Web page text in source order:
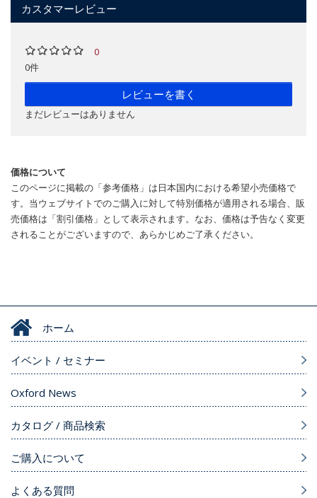
カスタマーレビュー
0
0件
レビューを書く
まだレビューはありません
価格について
このページに掲載の「参考価格」は日本国内における希望小売価格で
す。当ウェブサイトでのご購入に対して特別価格が適用される場合、販
売価格は「割引価格」として表示されます。なお、価格は予告なく変更
されることがございますので、あらかじめご了承ください。
ホーム
イベント / セミナー
Oxford News
カタログ / 商品検索
ご購入について
よくある質問